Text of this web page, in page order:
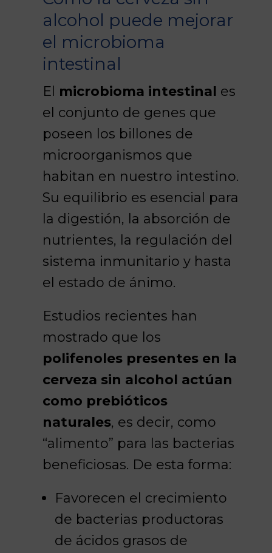
alcohol puede mejorar
el microbioma
intestinal
El microbioma intestinal es
el conjunto de genes que
poseen los billones de
microorganismos que
habitan en nuestro intestino.
Su equilibrio es esencial para
la digestión, la absorción de
nutrientes, la regulación del
sistema inmunitario y hasta
el estado de ánimo.
Estudios recientes han
mostrado que los
polifenoles presentes en la
cerveza sin alcohol actúan
como prebióticos
naturales, es decir, como
“alimento” para las bacterias
beneficiosas. De esta forma:
Favorecen el crecimiento
de bacterias productoras
de ácidos grasos de